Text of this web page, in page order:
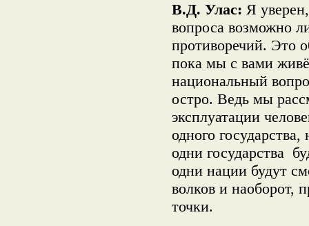
В.Д. Улас: Я
вопроса возможно
противоречий. Это
пока мы с вами
национальный
остро. Ведь мы
эксплуатации
одного
одни государства
одни нации будут
волков и наоборот,
точки.